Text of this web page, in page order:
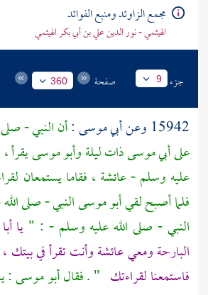
مجمع الزاوئد ومنبع الفوائد
الهيثمي - نور الدين علي بن أبي بكر الهيثمي
جزء 9 صفحة 360
15942 وعن أبي موسى:أن النبي -
علىأبي موسىذات ليلةوأبو موسىيقرأ
عليه وسلم -عائشة ، فقاما يستمعان
فلما أصبح لقيأبو موسىالنبي - صلى
النبي - صلى الله عليه وسلم - : " يا
البارحة ومعيعائشةوأنت تقرأ في بيتك ،
فاستمعنا لقراءتك " . فقالأبو موسى: